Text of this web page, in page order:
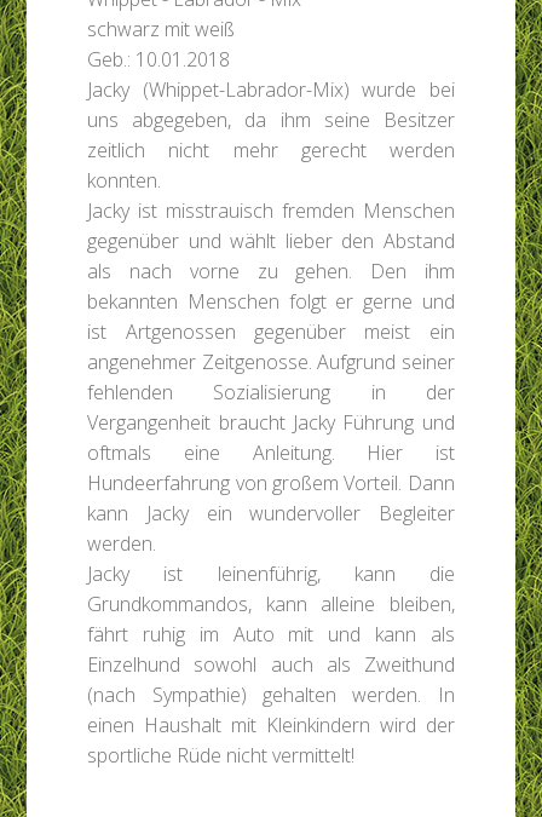
schwarz mit weiß
Geb.: 10.01.2018
Jacky (Whippet-Labrador-Mix) wurde bei
uns abgegeben, da ihm seine Besitzer
zeitlich nicht mehr gerecht werden
konnten.
Jacky ist misstrauisch fremden Menschen
gegenüber und wählt lieber den Abstand
als nach vorne zu gehen. Den ihm
bekannten Menschen folgt er gerne und
ist Artgenossen gegenüber meist ein
angenehmer Zeitgenosse. Aufgrund seiner
fehlenden Sozialisierung in der
Vergangenheit braucht Jacky Führung und
oftmals eine Anleitung. Hier ist
Hundeerfahrung von großem Vorteil. Dann
kann Jacky ein wundervoller Begleiter
werden.
Jacky ist leinenführig, kann die
Grundkommandos, kann alleine bleiben,
fährt ruhig im Auto mit und kann als
Einzelhund sowohl auch als Zweithund
(nach Sympathie) gehalten werden. In
einen Haushalt mit Kleinkindern wird der
sportliche Rüde nicht vermittelt!